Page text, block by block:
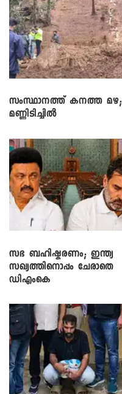
സംസ്ഥാനത്ത് കനത്ത മഴ;
മണ്ണിടിച്ചിൽ
സഭ ബഹിഷ്കരണം; ഇന്ത്യ
സഖ്യത്തിനൊപ്പം ചേരാതെ
ഡിഎംകെ